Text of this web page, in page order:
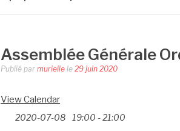
Assemblée Générale
Publié par murielle le 29 juin 2020
View Calendar
2020-07-08 19:00 - 21:00